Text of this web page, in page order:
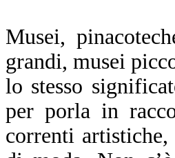
Musei,
grandi, musei
lo stesso
per porla in
correnti